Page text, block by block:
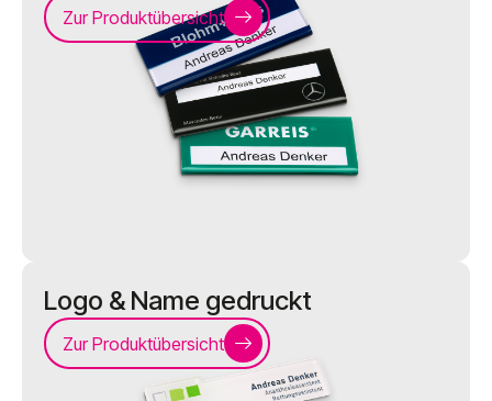
Zur Produktübersicht
Logo & Name gedruckt
Zur Produktübersicht